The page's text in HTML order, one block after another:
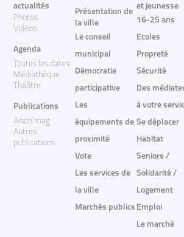
actualités
Photos
Vidéos
Agenda
Toutes les dates
Médiathèque
Théâtre
Publications
Anzin'mag
Autres
publications
Présentation de
la ville
Le conseil
municipal
Démocratie
participative
Les
équipements de
proximité
Vote
Les services de
la ville
Marchés publics
et jeunesse
16-25 ans
Ecoles
Propreté
Sécurité
Des
à votre
Se déplacer
Habitat
Seniors /
Solidarité /
Logement
Emploi
Le marché